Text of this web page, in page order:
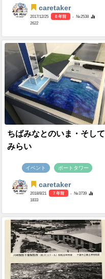
caretaker
2017/12/25 8 年前
- №2538
2622
ちばみなとのいま・そして
みらい
イベント ポートタワー
caretaker
2018/8/21 7 年前
- №3739
1833